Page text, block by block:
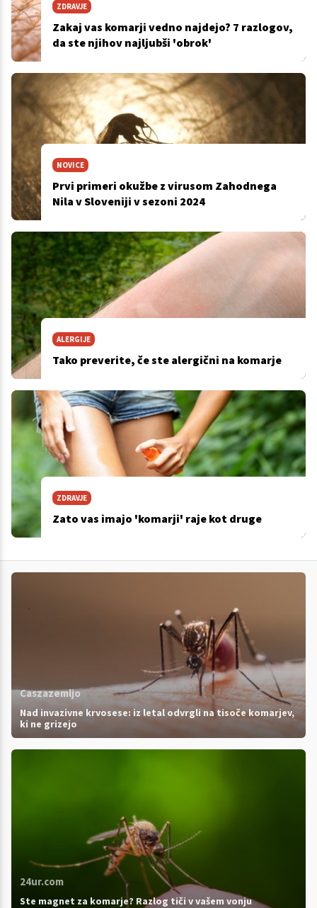
ZDRAVJE
Zakaj vas komarji vedno najdejo? 7 razlogov,
da ste njihov najljubši 'obrok'
NOVICE
Prvi primeri okužbe z virusom Zahodnega
Nila v Sloveniji v sezoni 2024
ALERGIJE
Tako preverite, če ste alergični na komarje
ZDRAVJE
Zato vas imajo 'komarji' raje kot druge
Caszazemljo
Nad invazivne krvosese: iz letal odvrgli na tisoče komarjev,
ki ne grizejo
24ur.com
Ste magnet za komarje? Razlog tiči v vašem vonju